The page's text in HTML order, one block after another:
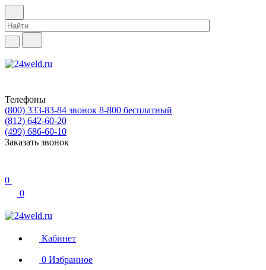
Телефоны
(800) 333-83-84 звонок 8-800 бесплатный
(812) 642-60-20
(499) 686-60-10
Заказать звонок
0
0
Кабинет
0 Избранное